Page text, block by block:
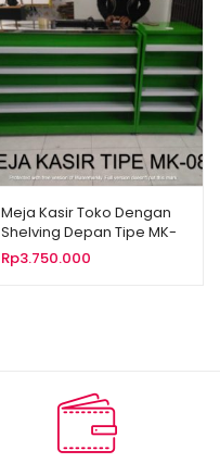
Meja Kasir Toko Dengan
Shelving Depan Tipe MK-
08
Rp3.750.000